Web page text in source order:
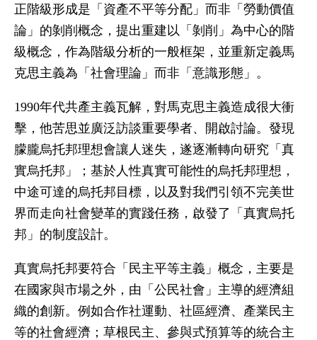
正階級形成是「資產不平等分配」而非「勞動價值
論」的剝削概念，提出重建以「剝削」為中心的階
級概念，作為階級分析的一般框架，並重新定義馬
克思主義為「社會理論」而非「意識形態」。
1990年代共產主義瓦解，對馬克思主義造成很大衝
擊，他苦思並廣泛訪談重要學者、開啟討論。發現
朦朧烏托邦理想會讓人迷失，遂逐漸轉向研究「真
實烏托邦」；基於人性真實可能性的烏托邦理想，
中途可達的烏托邦目標，以及對我們引領不完美世
界而走向社會變革的實踐任務，啟發了「真實烏托
邦」的制度設計。
真實烏托邦要符合「民主平等主義」概念，主要是
在國家與市場之外，由「公民社會」主導的經濟組
織的創新。例如合作社運動、社區經濟、產業民主
等的社會經濟；草根民主、參與式預算等的統合主